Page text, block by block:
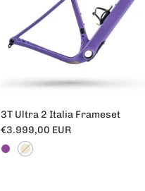
3T Ultra 2 Italia Frameset
Prezzo normale
€3.999,00 EUR